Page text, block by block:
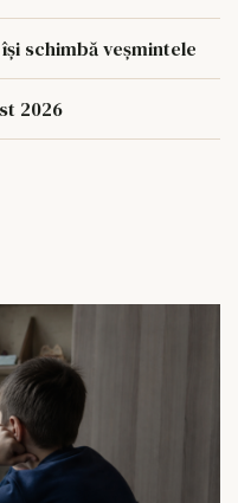
schimbă veșmintele
2026